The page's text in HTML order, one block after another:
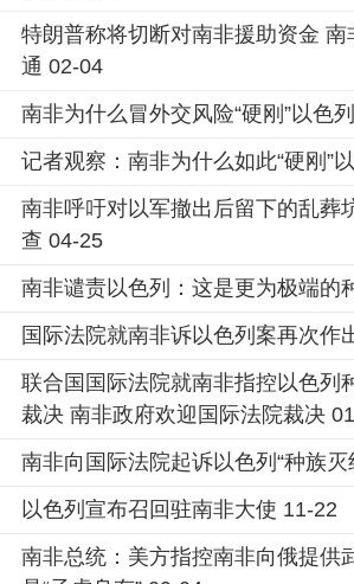
特朗普称将切断对南非援助资金 南
通 02-04
南非为什么冒外交风险“硬刚”以色
记者观察：南非为什么如此“硬刚”
南非呼吁对以军撤出后留下的乱葬
查 04-25
南非谴责以色列：这是更为极端的
国际法院就南非诉以色列案再次作
联合国国际法院就南非指控以色列
裁决 南非政府欢迎国际法院裁决
南非向国际法院起诉以色列“种族灭
以色列宣布召回驻南非大使 11-22
南非总统：美方指控南非向俄提供